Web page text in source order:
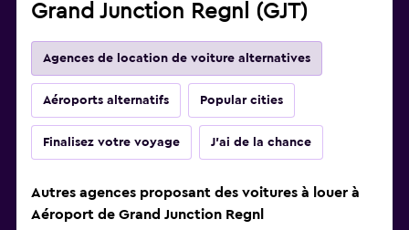
Grand Junction Regnl (GJT)
Agences de location de voiture alternatives
Aéroports alternatifs Popular cities
Finalisez votre voyage J'ai de la chance
Autres agences proposant des voitures à louer à
Aéroport de Grand Junction Regnl